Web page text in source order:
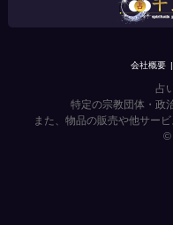
会社概要
占
特定の宗教団体・政
また、物品の販売や他サー
©